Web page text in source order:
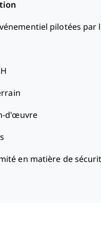
pilotées par
d'œuvre
en matière de